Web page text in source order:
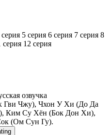
5 серия 6 серия 7 серия 8
серия 12 серия
озвучка
Гви Чжу), Чхон У Хи (До Да
Ким Су Хён (Бок Дон Хи),
(Ом Сун Гу).